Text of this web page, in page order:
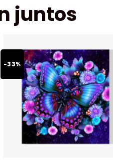
juntos
-33%